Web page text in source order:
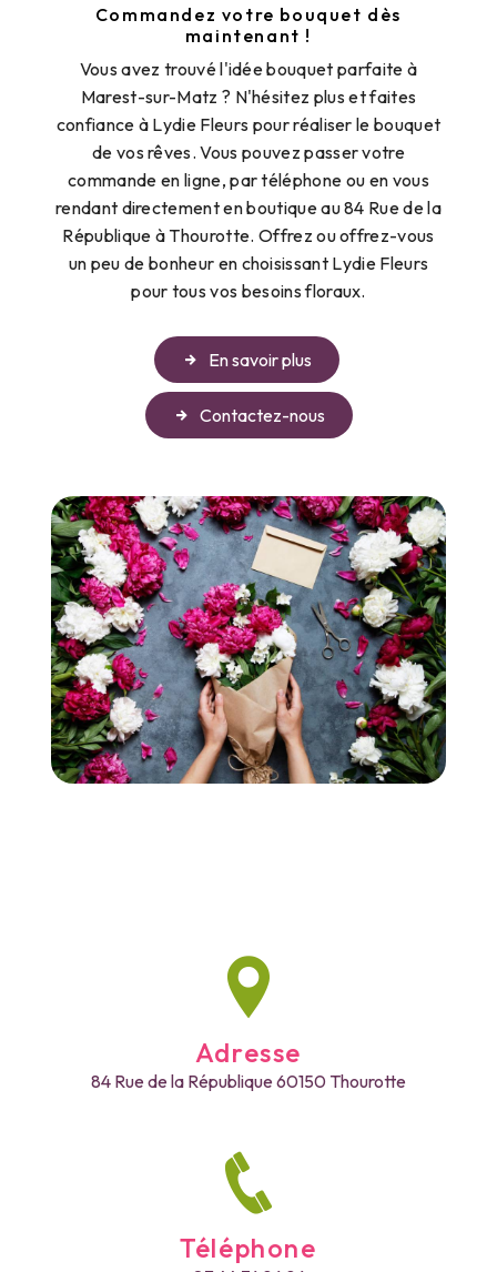
Commandez votre bouquet dès
maintenant !
Vous avez trouvé l'idée bouquet parfaite à
Marest-sur-Matz ? N'hésitez plus et faites
confiance à Lydie Fleurs pour réaliser le bouquet
de vos rêves. Vous pouvez passer votre
commande en ligne, par téléphone ou en vous
rendant directement en boutique au 84 Rue de la
République à Thourotte. Offrez ou offrez-vous
un peu de bonheur en choisissant Lydie Fleurs
pour tous vos besoins floraux.
En savoir plus
Contactez-nous
Adresse
84 Rue de la République60150 Thourotte
Téléphone